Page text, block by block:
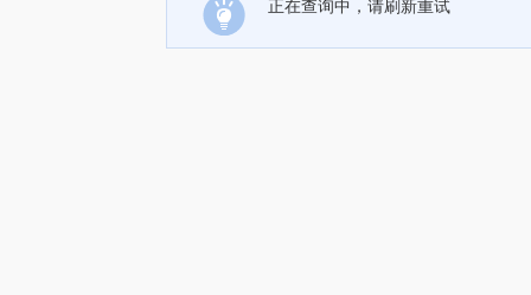
正在查询中，请刷新重试